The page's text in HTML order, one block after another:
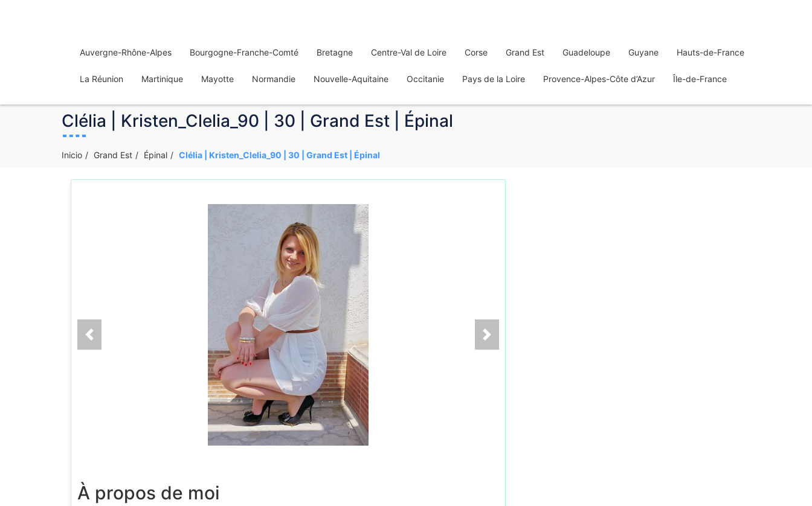
Auvergne-Rhône-Alpes Bourgogne-Franche-Comté Bretagne Centre-Val de Loire Corse Grand Est Guadeloupe Guyane Hauts-de-France
La Réunion Martinique Mayotte Normandie Nouvelle-Aquitaine Occitanie Pays de la Loire Provence-Alpes-Côte d’Azur Île-de-France
Clélia | Kristen_Clelia_90 | 30 | Grand Est | Épinal
Inicio Grand Est Épinal Clélia | Kristen_Clelia_90 | 30 | Grand Est | Épinal
À propos de moi